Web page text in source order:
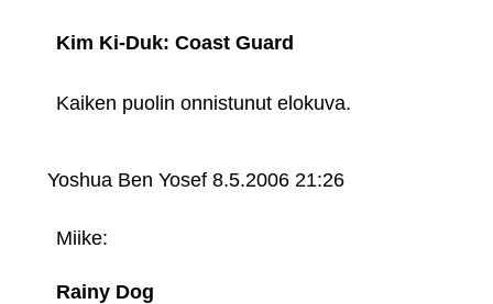
Kim Ki-Duk: Coast Guard
Kaiken puolin onnistunut elokuva.
Yoshua Ben Yosef 8.5.2006 21:26
Miike:
Rainy Dog